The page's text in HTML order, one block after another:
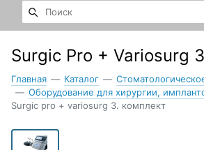
Surgic Pro + Variosurg
Главная — Каталог —
— Оборудование для хирургии,
Surgic pro + variosurg 3. комплект